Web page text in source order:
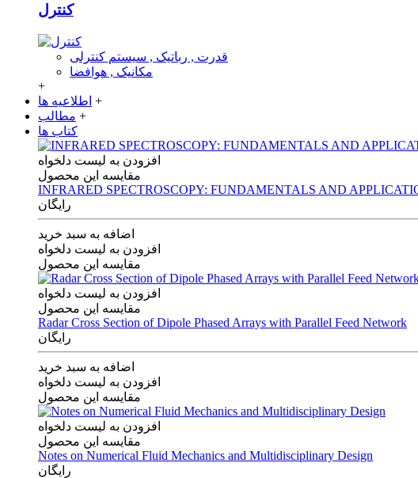
کنترل
قدرت , رباتیک , سیستم کنترلی
مکانیک , هوافضا
+
اطلاعیه ها +
مطالب +
کتاب ها
افزودن به لیست دلخواه
مقایسه این محصول
INFRARED SPECTROSCOPY: FUNDAMENTALS AND
رایگان
اضافه به سبد خرید
افزودن به لیست دلخواه
مقایسه این محصول
افزودن به لیست دلخواه
مقایسه این محصول
Radar Cross Section of Dipole Phased Arrays with Parallel Feed Network
رایگان
اضافه به سبد خرید
افزودن به لیست دلخواه
مقایسه این محصول
افزودن به لیست دلخواه
مقایسه این محصول
Notes on Numerical Fluid Mechanics and Multidisciplinary Design
رایگان